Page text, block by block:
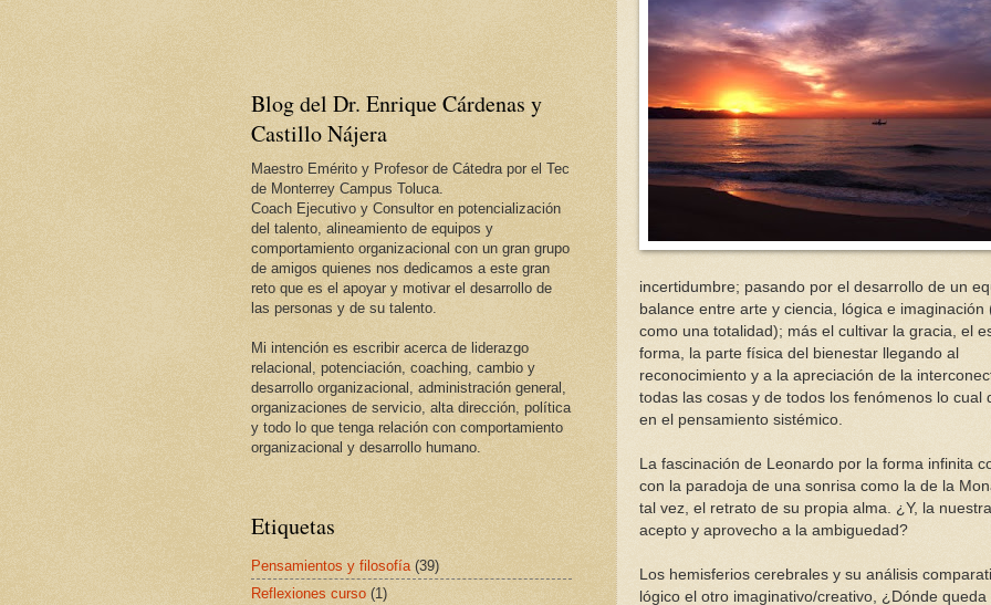
incertidumbre; pasando por el desarrollo de un
balance entre arte y ciencia, lógica e imaginación
como una totalidad); más el cultivar la gracia, el
forma, la parte física del bienestar llegando al
reconocimiento y a la apreciación de la
todas las cosas y de todos los fenómenos lo cual
en el pensamiento sistémico.
La fascinación de Leonardo por la forma infinita
con la paradoja de una sonrisa como la de la
tal vez, el retrato de su propia alma. ¿Y, la
acepto y aprovecho a la ambiguedad?
Los hemisferios cerebrales y su análisis
lógico el otro imaginativo/creativo, ¿Dónde queda
Blog del Dr. Enrique Cárdenas y
Castillo Nájera
Maestro Emérito y Profesor de Cátedra por el Tec
de Monterrey Campus Toluca.
Coach Ejecutivo y Consultor en potencialización
del talento, alineamiento de equipos y
comportamiento organizacional con un gran grupo
de amigos quienes nos dedicamos a este gran
reto que es el apoyar y motivar el desarrollo de
las personas y de su talento.
Mi intención es escribir acerca de liderazgo
relacional, potenciación, coaching, cambio y
desarrollo organizacional, administración general,
organizaciones de servicio, alta dirección, política
y todo lo que tenga relación con comportamiento
organizacional y desarrollo humano.
Etiquetas
Pensamientos y filosofía (39)
Reflexiones curso (1)